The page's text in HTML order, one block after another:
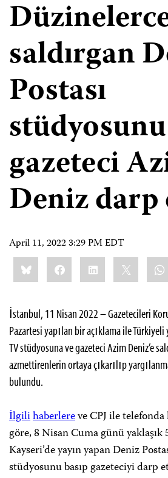
saldırgan
Postası
gazeteci
Deniz
April 11, 2022 3:29 PM EDT
Share
this:BlueskyFacebookLinkedIn
İstanbul, 11 Nisan 2022 – Gazetecileri
Pazartesi yapılan bir açıklama ile
TV stüdyosuna ve gazeteci Azim Deniz’e
azmettirenlerin ortaya çıkarılıp
bulundu.
İlgilihaberlereve CPJ ile
göre, 8 Nisan Cuma günü
Kayseri’de yayın yapan Deniz
stüdyosunu basıp gazeteciyi darp